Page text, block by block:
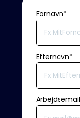
Fornavn*
Efternavn*
Arbejdsemail